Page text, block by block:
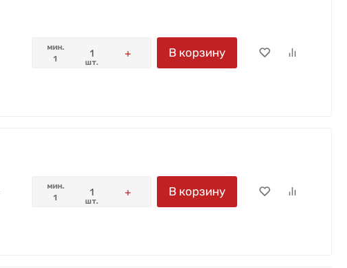
мин.
1
шт.
В корзину
мин.
1
шт.
В корзину